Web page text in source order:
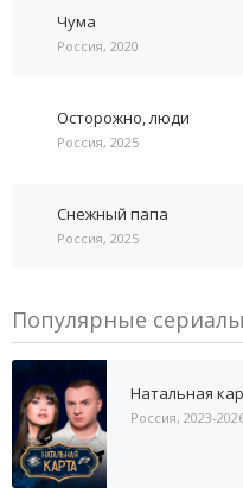
Чума
Россия, 2020
Осторожно, люди
Россия, 2025
Снежный папа
Россия, 2025
Популярные сериалы
Натальная
Россия, 2023-